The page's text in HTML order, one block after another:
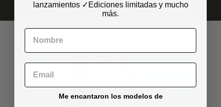
responsables con el medioambiente.
lanzamientos ✓Ediciones limitadas y mucho
más.
Me encantaron los modelos de